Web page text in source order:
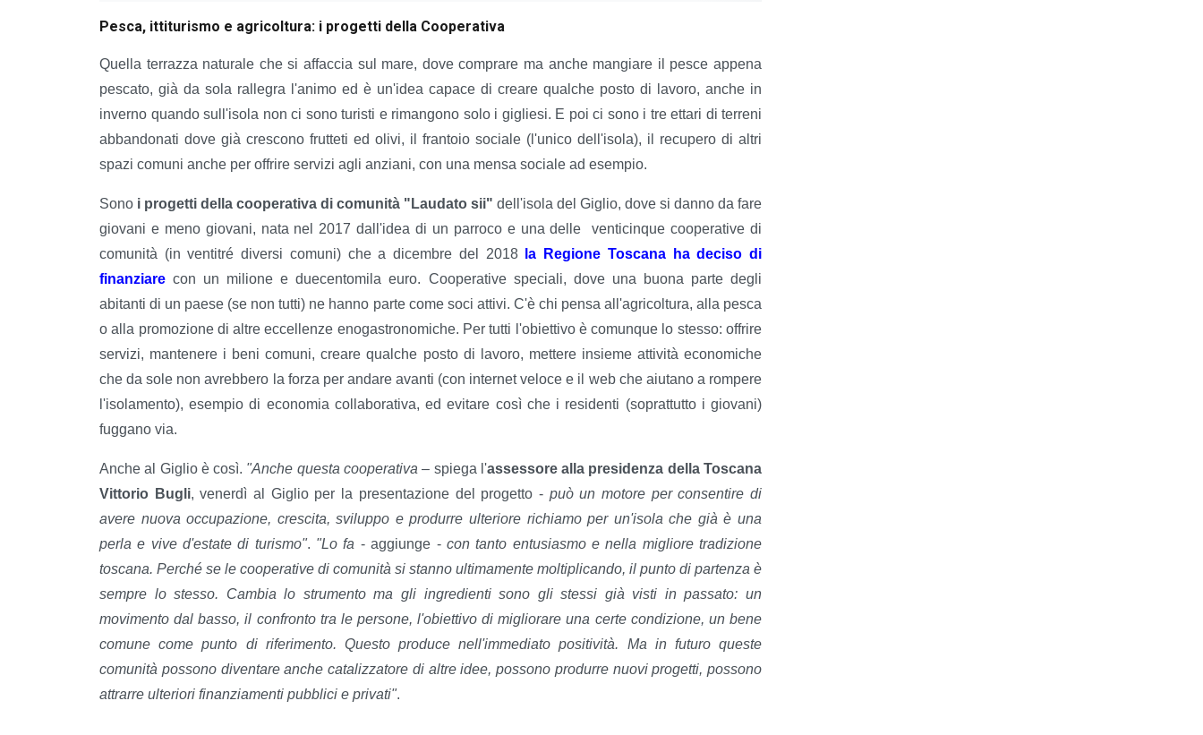
Pesca, ittiturismo e agricoltura: i progetti della Cooperativa
Quella terrazza naturale che si affaccia sul mare, dove comprare ma anche mangiare il pesce appena
pescato, già da sola rallegra l'animo ed è un'idea capace di creare qualche posto di lavoro, anche in
inverno quando sull'isola non ci sono turisti e rimangono solo i gigliesi. E poi ci sono i tre ettari di terreni
abbandonati dove già crescono frutteti ed olivi, il frantoio sociale (l'unico dell'isola), il recupero di altri
spazi comuni anche per offrire servizi agli anziani, con una mensa sociale ad esempio.
Sono i progetti della cooperativa di comunità "Laudato sii" dell'isola del Giglio, dove si danno da fare
giovani e meno giovani, nata nel 2017 dall'idea di un parroco e una delle venticinque cooperative di
comunità (in ventitré diversi comuni) che a dicembre del 2018
la Regione Toscana ha deciso di
finanziare con un milione e duecentomila euro. Cooperative speciali, dove una buona parte degli
abitanti di un paese (se non tutti) ne hanno parte come soci attivi. C'è chi pensa all'agricoltura, alla pesca
o alla promozione di altre eccellenze enogastronomiche. Per tutti l'obiettivo è comunque lo stesso: offrire
servizi, mantenere i beni comuni, creare qualche posto di lavoro, mettere insieme attività economiche
che da sole non avrebbero la forza per andare avanti (con internet veloce e il web che aiutano a rompere
l'isolamento), esempio di economia collaborativa, ed evitare così che i residenti (soprattutto i giovani)
fuggano via.
Anche al Giglio è così. "Anche questa cooperativa – spiega l'assessore alla presidenza della Toscana
Vittorio Bugli, venerdì al Giglio per la presentazione del progetto - può un motore per consentire di
avere nuova occupazione, crescita, sviluppo e produrre ulteriore richiamo per un'isola che già è una
perla e vive d'estate di turismo". "Lo fa - aggiunge - con tanto entusiasmo e nella migliore tradizione
toscana. Perché se le cooperative di comunità si stanno ultimamente moltiplicando, il punto di partenza è
sempre lo stesso. Cambia lo strumento ma gli ingredienti sono gli stessi già visti in passato: un
movimento dal basso, il confronto tra le persone, l'obiettivo di migliorare una certe condizione, un bene
comune come punto di riferimento. Questo produce nell'immediato positività. Ma in futuro queste
comunità possono diventare anche catalizzatore di altre idee, possono produrre nuovi progetti, possono
attrarre ulteriori finanziamenti pubblici e privati".